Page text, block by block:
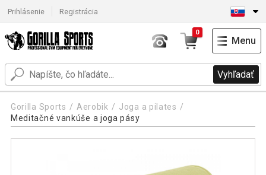
Prihlásenie Registrácia
Vyhľadať
0
Menu
Gorilla Sports Aerobik
Joga a pilates
Meditačné vankúše a joga pásy